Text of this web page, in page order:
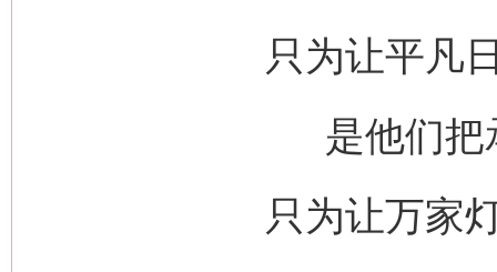
只为让平凡
是他们
只为让万家